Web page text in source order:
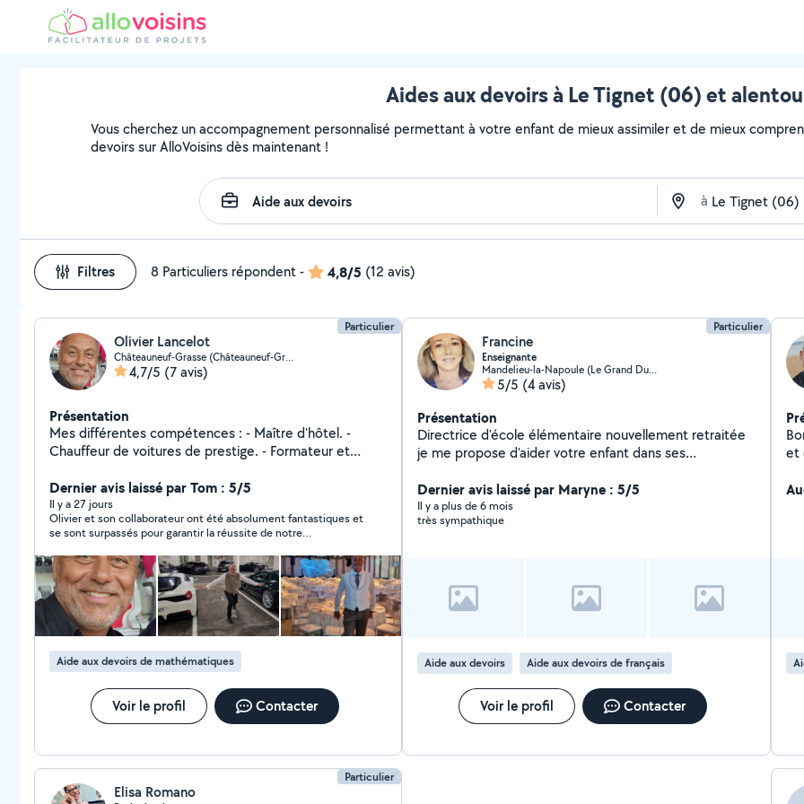
Aides aux devoirs à Le Tignet (06) et
Vous cherchez un accompagnement personnalisé permettant à votre enfant de mieux assimiler et de mieux
devoirs sur AlloVoisins dès maintenant !
à
Filtres 8 Particuliers répondent- 4,8/5 (12 avis)
Particulier
Olivier Lancelot
Châteauneuf-Grasse (Châteauneuf-Grasse)
4,7/5 (7 avis)
Présentation
Mes différentes compétences : - Maître d'hôtel. -
Chauffeur de voitures de prestige. - Formateur et
Dernier avis laissé par Tom : 5/5
Il y a 27 jours
Olivier et son collaborateur ont été absolument fantastiques et
se sont surpassés pour garantir la réussite de notre
monde et je n'ai jamais bénéficié d'un soutien aussi attentif ni
profité d'un tel discernement. Je ferai sans aucun doute de
nouveau appel à Olivier pour tous mes futurs événements. Son
souci du détail et son amabilité sont inégalés.
Aide aux devoirs de mathématiques
Voir le profil Contacter
Particulier
Francine
Enseignante
Mandelieu-la-Napoule (Le Grand Duc-Minelle)
5/5 (4 avis)
Présentation
Directrice d'école élémentaire nouvellement retraitée
je me propose d'aider votre enfant dans ses
apprendre à s'organiser.
Dernier avis laissé par Maryne : 5/5
Il y a plus de 6 mois
très sympathique
Aide aux devoirs Aide aux devoirs de français
Voir le profil Contacter
et
sans
ou
Particulier
Elisa Romano